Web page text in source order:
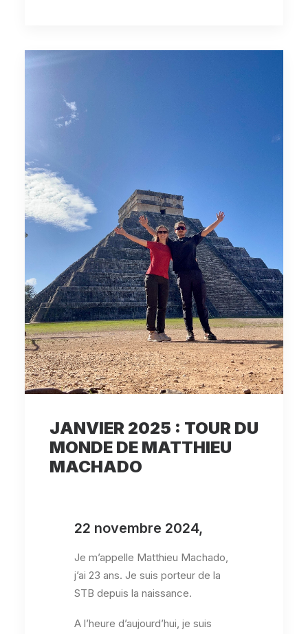
JANVIER 2025 : TOUR DU
MONDE DE MATTHIEU
MACHADO
22 novembre 2024,
Je m’appelle Matthieu Machado,
j’ai 23 ans. Je suis porteur de la
STB depuis la naissance.
A l’heure d’aujourd’hui, je suis